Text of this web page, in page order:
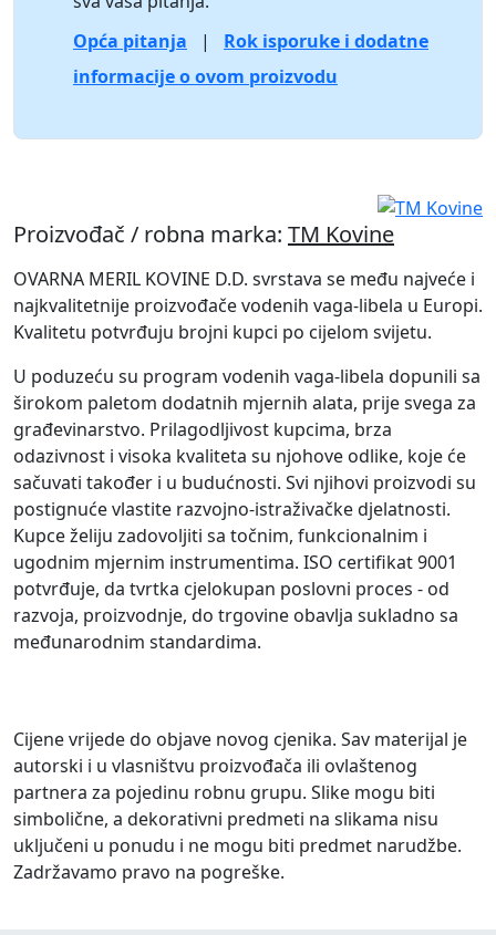
Opća pitanja
|
Rok isporuke i dodatne
informacije o ovom proizvodu
Proizvođač / robna marka: TM Kovine
OVARNA MERIL KOVINE D.D. svrstava se među najveće i
najkvalitetnije proizvođače vodenih vaga-libela u Europi.
Kvalitetu potvrđuju brojni kupci po cijelom svijetu.
U poduzeću su program vodenih vaga-libela dopunili sa
širokom paletom dodatnih mjernih alata, prije svega za
građevinarstvo. Prilagodljivost kupcima, brza
odazivnost i visoka kvaliteta su njohove odlike, koje će
sačuvati također i u budućnosti. Svi njihovi proizvodi su
postignuće vlastite razvojno-istraživačke djelatnosti.
Kupce želiju zadovoljiti sa točnim, funkcionalnim i
ugodnim mjernim instrumentima. ISO certifikat 9001
potvrđuje, da tvrtka cjelokupan poslovni proces - od
razvoja, proizvodnje, do trgovine obavlja sukladno sa
međunarodnim standardima.
Cijene vrijede do objave novog cjenika. Sav materijal je
autorski i u vlasništvu proizvođača ili ovlaštenog
partnera za pojedinu robnu grupu. Slike mogu biti
simbolične, a dekorativni predmeti na slikama nisu
uključeni u ponudu i ne mogu biti predmet narudžbe.
Zadržavamo pravo na pogreške.